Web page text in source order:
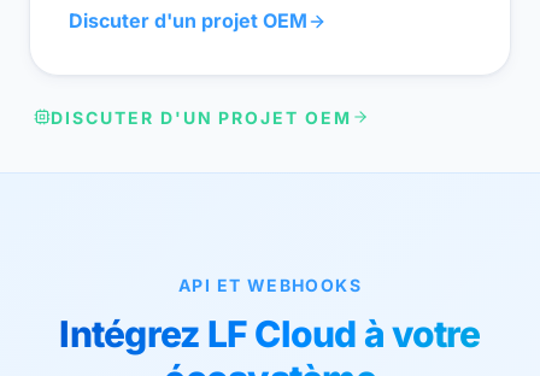
Discuter d'un projet OEM
DISCUTER D'UN PROJET OEM
API ET WEBHOOKS
Intégrez LF Cloud à votre